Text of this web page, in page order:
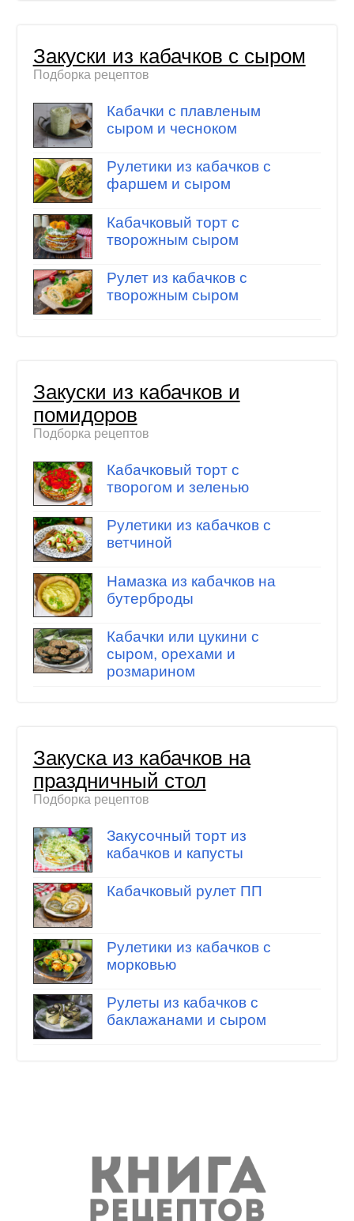
Закуски из кабачков с сыром
Подборка рецептов
Кабачки с плавленым
сыром и чесноком
Рулетики из кабачков с
фаршем и сыром
Кабачковый торт с
творожным сыром
Рулет из кабачков с
творожным сыром
Закуски из кабачков и
помидоров
Подборка рецептов
Кабачковый торт с
творогом и зеленью
Рулетики из кабачков с
ветчиной
Намазка из кабачков на
бутерброды
Кабачки или цукини с
сыром, орехами и
розмарином
Закуска из кабачков на
праздничный стол
Подборка рецептов
Закусочный торт из
кабачков и капусты
Кабачковый рулет ПП
Рулетики из кабачков с
морковью
Рулеты из кабачков с
баклажанами и сыром